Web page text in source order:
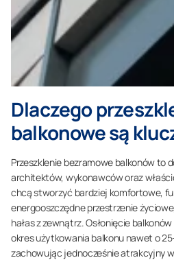
Dlaczego
balkonowe są
Przeszklenie bezramowe balkonów to
architektów, wykonawców oraz
chcą stworzyć bardziej komfortowe,
energooszczędne przestrzenie
hałas z zewnątrz. Osłonięcie
okres użytkowania balkonu nawet o
zachowując jednocześnie atrakcyjny